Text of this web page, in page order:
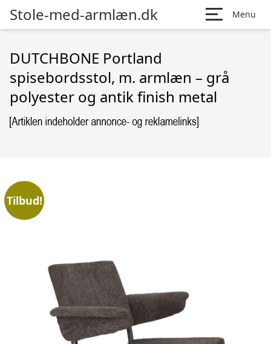
Stole-med-armlæn.dk Menu
DUTCHBONE Portland
spisebordsstol, m. armlæn – grå
polyester og antik finish metal
Tilbud!